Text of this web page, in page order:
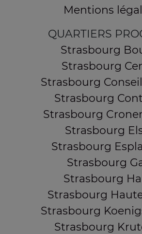
Mentions
QUARTIERS
Strasbourg
Strasbourg
Strasbourg
Strasbourg
Strasbourg
Strasbourg
Strasbourg
Strasbourg
Strasbourg
Strasbourg
Strasbourg
Strasbourg